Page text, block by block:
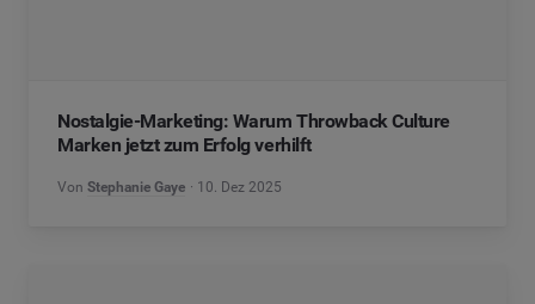
Nostalgie-Marketing: Warum Throwback Culture
Marken jetzt zum Erfolg verhilft
Von Stephanie Gaye 10. Dez 2025